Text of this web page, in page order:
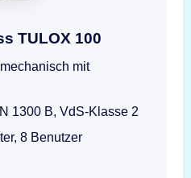
der Eingabeeinheit TULOX 100
TULOX 100
mit
1300 B, VdS-Klasse 2
8 Benutzer